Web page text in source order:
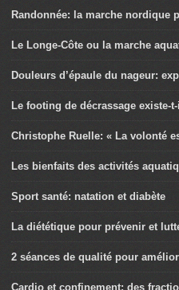
Randonnée: la marche nordique
Le Longe-Côte ou la marche
Douleurs d’épaule du nageur:
Le footing de décrassage existe-
Christophe Ruelle: « La volonté
Les bienfaits des activités
Sport santé: natation et diabète
La diététique pour prévenir et
2 séances de qualité pour
Cardio et confinement: des